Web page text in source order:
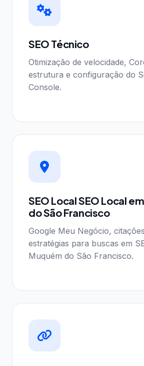
SEO Técnico
Otimização de velocidade,
estrutura e configuração do
Console.
SEO Local SEO Local
do São Francisco
Google Meu Negócio,
estratégias para buscas em
Muquém do São Francisco.